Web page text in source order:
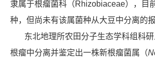
隶属于根瘤菌科（Rhizobiaceae），目
种，但尚未有该属菌种从大豆中分离的报
东北地理所农田分子生态学科组科
根瘤中分离并鉴定出一株新根瘤菌属（